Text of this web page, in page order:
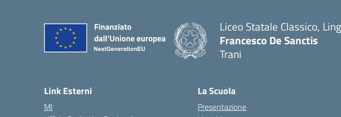
Liceo Statale Classico,
Francesco De Sanctis
Trani
Link Esterni
MI
La Scuola
Presentazione